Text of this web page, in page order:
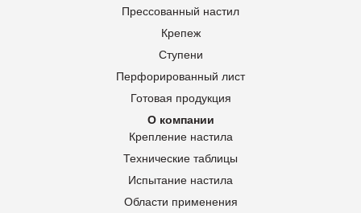
Прессованный настил
Крепеж
Ступени
Перфорированный лист
Готовая продукция
О компании
Крепление настила
Технические таблицы
Испытание настила
Области применения